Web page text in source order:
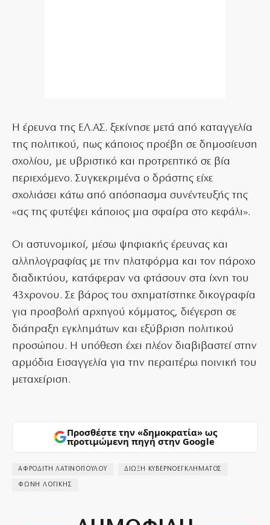
Η έρευνα της ΕΛ.ΑΣ. ξεκίνησε μετά από καταγγελία
της πολιτικού, πως κάποιος προέβη σε δημοσίευση
σχολίου, με υβριστικό και προτρεπτικό σε βία
περιεχόμενο. Συγκεκριμένα ο δράστης είχε
σχολιάσει κάτω από απόσπασμα συνέντευξής της
«ας της φυτέψει κάποιος μια σφαίρα στο κεφάλι».
Οι αστυνομικοί, μέσω ψηφιακής έρευνας και
αλληλογραφίας με την πλατφόρμα και τον πάροχο
διαδικτύου, κατάφεραν να φτάσουν στα ίχνη του
43χρονου. Σε βάρος του σχηματίστηκε δικογραφία
για προσβολή αρχηγού κόμματος, διέγερση σε
διάπραξη εγκλημάτων και εξύβριση πολιτικού
προσώπου. Η υπόθεση έχει πλέον διαβιβαστεί στην
αρμόδια Εισαγγελία για την περαιτέρω ποινική του
μεταχείριση.
Προσθέστε την «δημοκρατία» ως
προτιμώμενη πηγή στην Google
ΑΦΡΟΔΙΤΗ ΛΑΤΙΝΟΠΟΥΛΟΥ ΔΙΩΞΗ ΚΥΒΕΡΝΟΕΓΚΛΗΜΑΤΟΣ
ΦΩΝΗ ΛΟΓΙΚΗΣ